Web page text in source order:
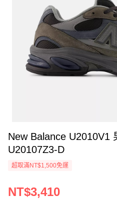
New Balance U2010V1
U20107Z3-D
超取滿NT$1,500免運
NT$3,410